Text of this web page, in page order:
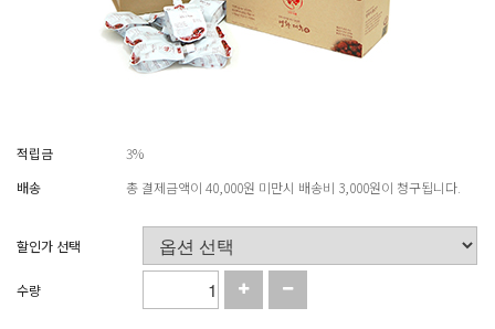
적립금
3%
배송
총 결제금액이 40,000원 미만시 배송비 3,000원이 청구됩니다.
할인가 선택
수량